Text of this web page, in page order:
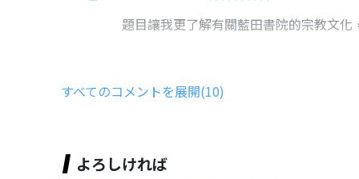
題目讓我更了解有關藍田書院的宗教文化
410113洪祥鈞
すべてのコメントを展開(10)
よろしければ